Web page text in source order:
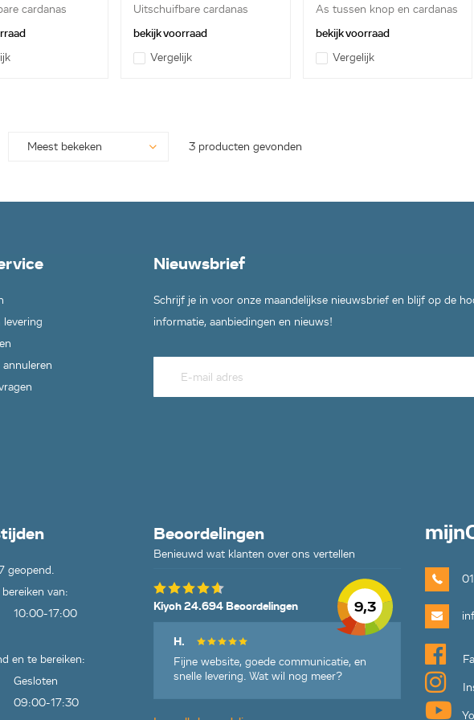
cardanas
Uitschuifbare cardanas
bekijk voorraad
Vergelijk
As tussen knop en cardanas
bekijk voorraad
Vergelijk
3 producten gevonden
levering
Nieuwsbrief
Schrijf je in voor onze maandelijkse nieuwsbrief en blijf op de
informatie, aanbiedingen en nieuws!
geopend.
van:
10:00-17:00
en te bereiken:
Gesloten
09:00-17:30
Beoordelingen
Benieuwd wat klanten over ons vertellen
9,3
Kiyoh 24.694 Beoordelingen
H.
Fijne website, goede communicatie, en
snelle levering. Wat wil nog meer?
mijn